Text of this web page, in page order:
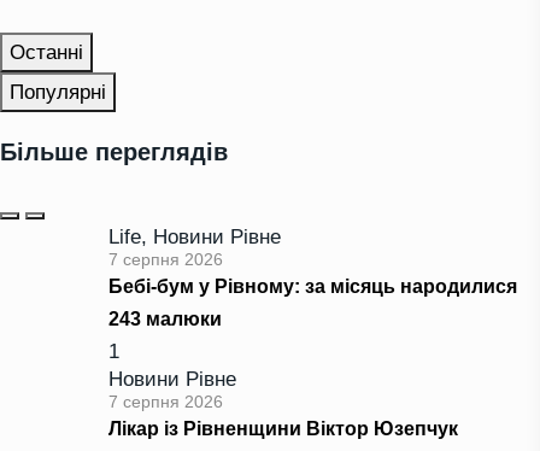
Останні
Популярні
Більше переглядів
Life, Новини Рівне
7 серпня 2026
Бебі-бум у Рівному: за місяць народилися
243 малюки
1
Новини Рівне
7 серпня 2026
Лікар із Рівненщини Віктор Юзепчук